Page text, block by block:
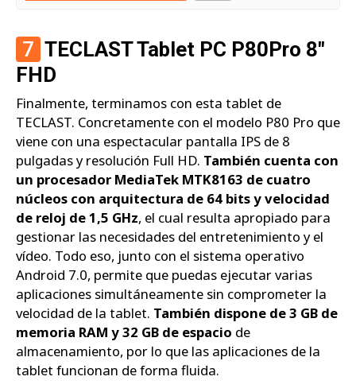
7 TECLAST Tablet PC P80Pro 8"
FHD
Finalmente, terminamos con esta tablet de
TECLAST. Concretamente con el modelo P80 Pro que
viene con una espectacular pantalla IPS de 8
pulgadas y resolución Full HD. También cuenta con
un procesador MediaTek MTK8163 de cuatro
núcleos con arquitectura de 64 bits y velocidad
de reloj de 1,5 GHz, el cual resulta apropiado para
gestionar las necesidades del entretenimiento y el
vídeo. Todo eso, junto con el sistema operativo
Android 7.0, permite que puedas ejecutar varias
aplicaciones simultáneamente sin comprometer la
velocidad de la tablet. También dispone de 3 GB de
memoria RAM y 32 GB de espacio de
almacenamiento, por lo que las aplicaciones de la
tablet funcionan de forma fluida.